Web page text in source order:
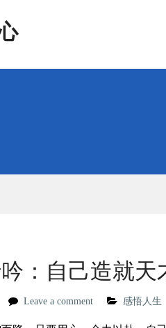
：自己造就天
Leave a comment 感悟人生